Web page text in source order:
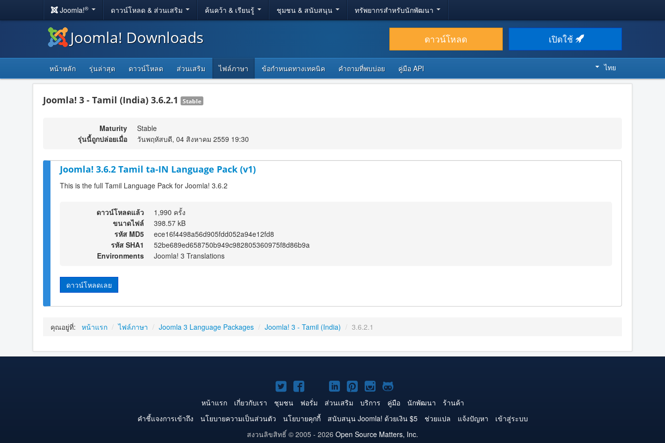
Joomla!® ดาวน์โหลด & ส่วนเสริม ค้นคว้า & เรียนรู้ ชุมชน & สนับสนุน ทรัพยากรสำหรับนักพัฒนา
Joomla! Downloads ดาวน์โหลด เปิดใช้
หน้าหลัก รุ่นล่าสุด ดาวน์โหลด ส่วนเสริม ไฟล์ภาษา ข้อกำหนดทางเทคนิค คำถามที่พบบ่อย คู่มือ API ไทย
Joomla! 3 - Tamil (India) 3.6.2.1 Stable
Maturity
Stable
รุ่นนี้ถูกปล่อยเมื่อ
วันพฤหัสบดี, 04 สิงหาคม 2559 19:30
Joomla! 3.6.2 Tamil ta-IN Language Pack (v1)
This is the full Tamil Language Pack for Joomla! 3.6.2
ดาวน์โหลดแล้ว
1,990 ครั้ง
ขนาดไฟล์
398.57 kB
รหัส MD5
ece16f4498a56d905fdd052a94e12fd8
รหัส SHA1
52be689ed658750b949c982805360975f8d86b9a
Environments
Joomla! 3 Translations
ดาวน์โหลดเลย
คุณอยู่ที่: หน้าแรก / ไฟล์ภาษา / Joomla 3 Language Packages / Joomla! 3 - Tamil (India) / 3.6.2.1
Joomla!
บน
Twitter
Joomla!
บน
Facebook
Joomla!
บน
YouTube
Joomla!
บน
LinkedIn
Joomla!
บน
Pinterest
Joomla!
บน
Instagram
Joomla!
บน
GitHub
หน้าแรก เกี่ยวกับเรา ชุมชน ฟอรั่ม ส่วนเสริม บริการ คู่มือ นักพัฒนา
ร้านค้า
คำชี้แจงการเข้าถึง
นโยบายความเป็นส่วนตัว นโยบายคุกกี้ สนับสนุน Joomla! ด้วยเงิน $5 ช่วยแปล แจ้งปัญหา
เข้าสู่ระบบ
สงวนลิขสิทธิ์ © 2005 - 2026 Open Source Matters, Inc.